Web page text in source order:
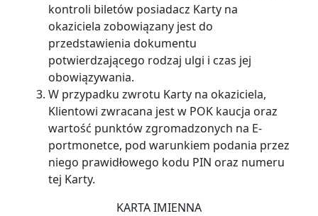
kontroli biletów posiadacz Karty na
okaziciela zobowiązany jest do
przedstawienia dokumentu
potwierdzającego rodzaj ulgi i czas jej
obowiązywania.
W przypadku zwrotu Karty na okaziciela,
Klientowi zwracana jest w POK kaucja oraz
wartość punktów zgromadzonych na E-
portmonetce, pod warunkiem podania przez
niego prawidłowego kodu PIN oraz numeru
tej Karty.
KARTA IMIENNA